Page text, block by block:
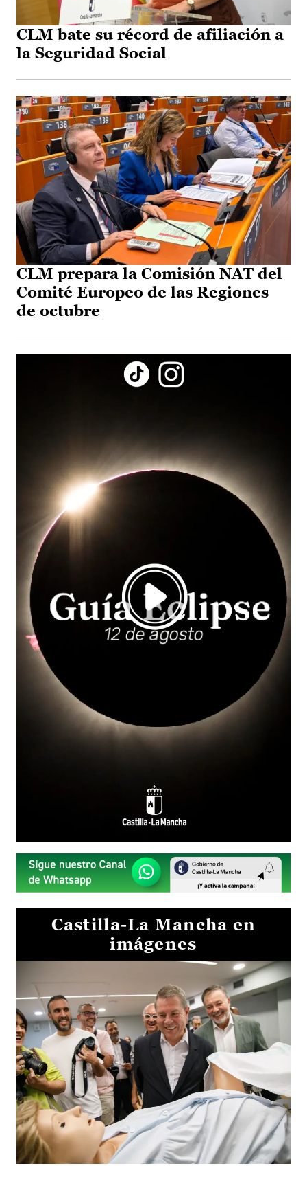
CLM bate su récord de afiliación a
la Seguridad Social
CLM prepara la Comisión NAT del
Comité Europeo de las Regiones
de octubre
Castilla-La Mancha en
imágenes